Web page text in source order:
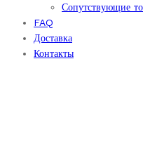
Сопутствующие
FAQ
Доставка
Контакты